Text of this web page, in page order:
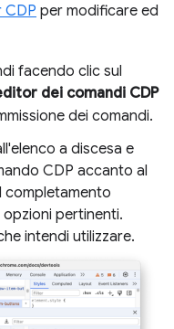
CDP per modificare ed
facendo clic sul
dei comandi CDP
dei comandi.
a discesa e
CDP accanto al
completamento
pertinenti.
intendi utilizzare.